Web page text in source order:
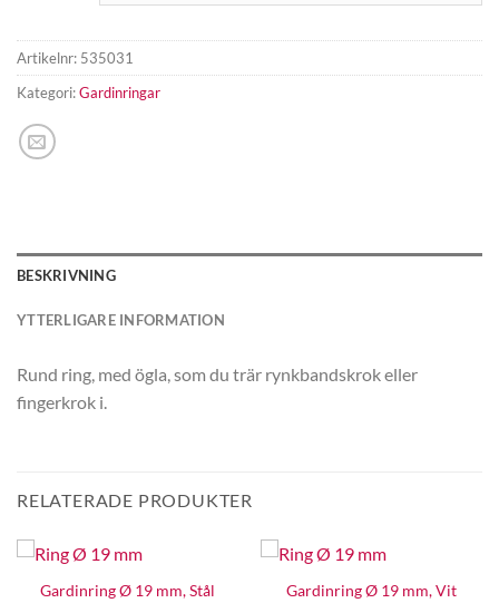
Artikelnr: 535031
Kategori:Gardinringar
BESKRIVNING
YTTERLIGARE INFORMATION
Rund ring, med ögla, som du trär rynkbandskrok eller
fingerkrok i.
RELATERADE PRODUKTER
Gardinring Ø 19 mm, Stål Gardinring Ø 19 mm, Vit